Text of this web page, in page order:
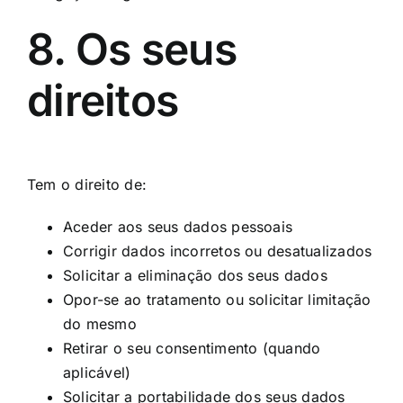
8. Os seus
direitos
Tem o direito de:
Aceder aos seus dados pessoais
Corrigir dados incorretos ou desatualizados
Solicitar a eliminação dos seus dados
Opor-se ao tratamento ou solicitar limitação
do mesmo
Retirar o seu consentimento (quando
aplicável)
Solicitar a portabilidade dos seus dados